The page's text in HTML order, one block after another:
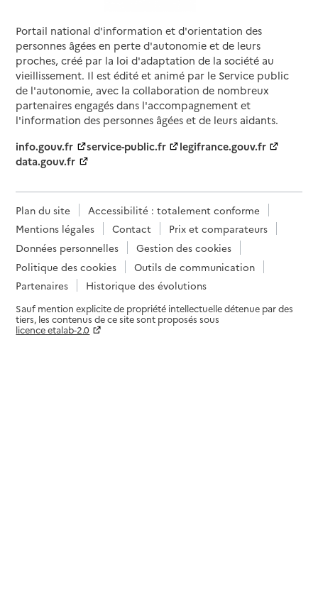
Portail national d'information et d'orientation des
personnes âgées en perte d'autonomie et de leurs
proches, créé par la loi d'adaptation de la société au
vieillissement. Il est édité et animé par le Service public
de l'autonomie, avec la collaboration de nombreux
partenaires engagés dans l'accompagnement et
l'information des personnes âgées et de leurs aidants.
info.gouv.fr
service-public.fr
legifrance.gouv.fr
data.gouv.fr
Plan du site
Accessibilité : totalement conforme
Mentions légales
Contact
Prix et comparateurs
Données personnelles
Gestion des cookies
Politique des cookies
Outils de communication
Partenaires
Historique des évolutions
Sauf mention explicite de propriété intellectuelle détenue par des
tiers, les contenus de ce site sont proposés sous
licence etalab-2.0